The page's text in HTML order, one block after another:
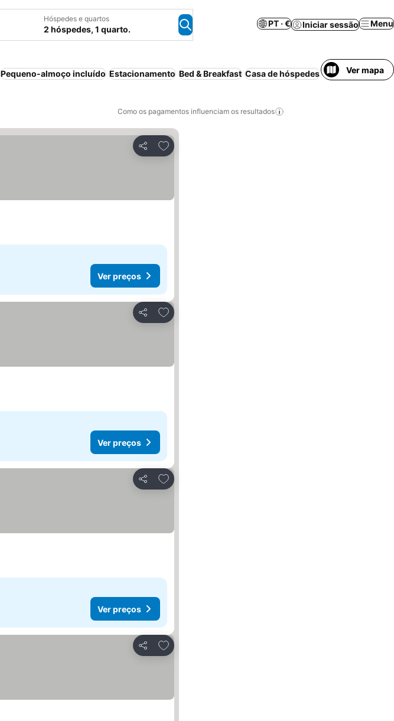
Hóspedes e quartos
2 hóspedes, 1 quarto.
PT · € Iniciar sessão Menu
Pequeno-almoço incluído Estacionamento Bed & Breakfast Casa de hóspedes Casa/Ver mapa
Como os pagamentos influenciam os resultados
Partilhar
Adicionar aos favoritos
Ver preços
Partilhar
Adicionar aos favoritos
Ver preços
Partilhar
Adicionar aos favoritos
Ver preços
Partilhar
Adicionar aos favoritos